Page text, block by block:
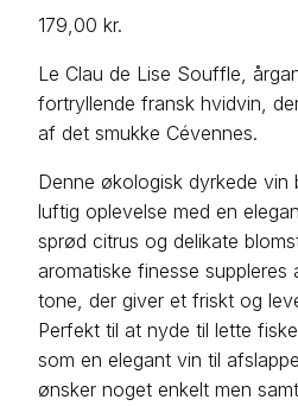
179,00 kr.
Le Clau de Lise Souffle,
fortryllende fransk hvidvin,
af det smukke Cévennes.
Denne økologisk dyrkede vin
luftig oplevelse med en
sprød citrus og delikate
aromatiske finesse suppleres
tone, der giver et friskt og
Perfekt til at nyde til lette
som en elegant vin til
ønsker noget enkelt men